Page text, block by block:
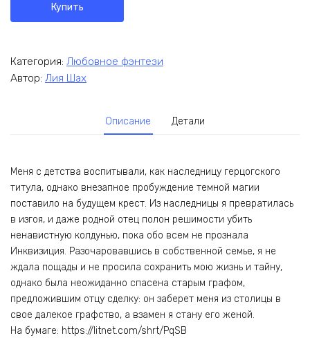
Купить
Категория: Любовное фэнтези
Автор: Лия Шах
Описание Детали
Меня с детства воспитывали, как наследницу герцогского
титула, однако внезапное пробуждение темной магии
поставило на будущем крест. Из наследницы я превратилась
в изгоя, и даже родной отец полон решимости убить
ненавистную колдунью, пока обо всем не прознала
Инквизиция. Разочаровавшись в собственной семье, я не
ждала пощады и не просила сохранить мою жизнь и тайну,
однако была неожиданно спасена старым графом,
предложившим отцу сделку: он заберет меня из столицы в
свое далекое графство, а взамен я стану его женой.
На бумаге: https://litnet.com/shrt/PqSB